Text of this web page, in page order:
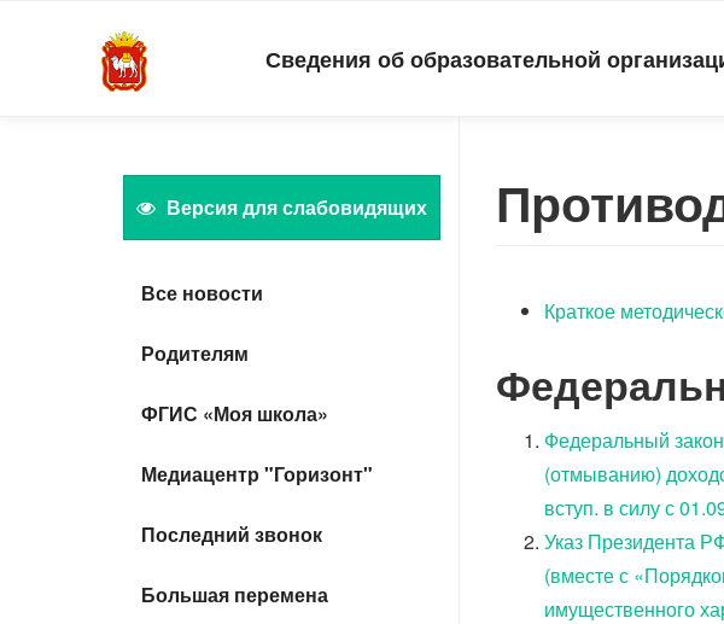
Сведения об образовательной
Версия для слабовидящих
Все новости
Родителям
ФГИС «Моя школа»
Медиацентр "Горизонт"
Последний звонок
Большая перемена
Краткое
Федеральный
(отмыванию)
вступ. в силу с
Указ Президента
(вместе с
имущественного